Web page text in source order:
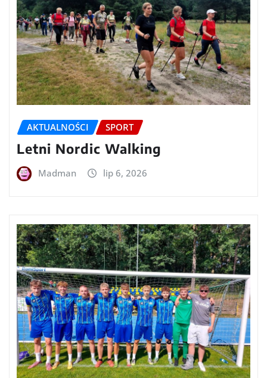
AKTUALNOŚCI SPORT
Letni Nordic Walking
Madman lip 6, 2026